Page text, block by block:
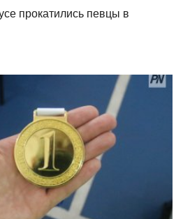
прокатились певцы в